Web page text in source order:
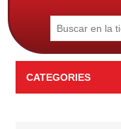
CATEGORIES